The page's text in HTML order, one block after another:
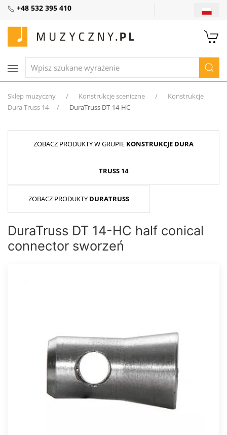
+48 532 395 410
Sklep muzyczny Konstrukcje sceniczne
Konstrukcje
Dura Truss 14
DuraTruss DT-14-HC
ZOBACZ PRODUKTY W GRUPIE KONSTRUKCJE DURA
TRUSS 14
ZOBACZ PRODUKTY DURATRUSS
DuraTruss DT 14-HC half conical
connector sworzeń